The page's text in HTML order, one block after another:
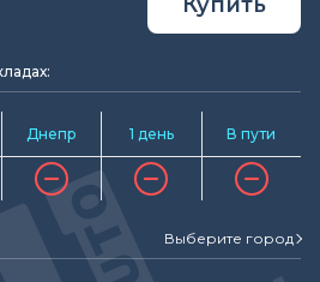
Днепр 1 день В пути
Выберите город